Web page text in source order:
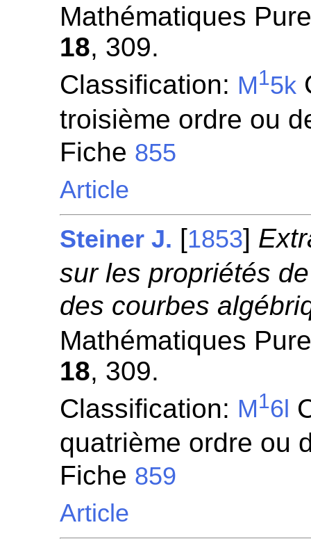
Mathématiques
18, 309.
Classification: M15k
troisième ordre ou
Fiche 855
Article
Steiner J. [1853]
sur les propriétés
des courbes
Mathématiques
18, 309.
Classification: M16l
quatrième ordre ou
Fiche 859
Article